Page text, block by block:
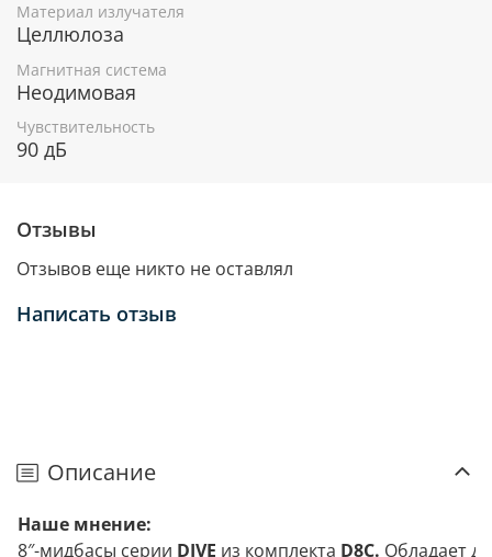
Материал излучателя
Целлюлоза
Магнитная система
Неодимовая
Чувствительность
90 дБ
Отзывы
Отзывов еще никто не оставлял
Написать отзыв
Описание
Наше мнение:
8″-мидбасы серии DIVE из комплекта D8C. Обладает